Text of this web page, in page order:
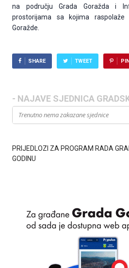
na području Grada Goražda i
prostorijama sa kojima raspolaže
Goražde.
SHARE TWEET
- NAJAVE SJEDNICA
Trenutno nema zakazane sjednice
PRIJEDLOZI ZA PROGRAM RADA
GODINU